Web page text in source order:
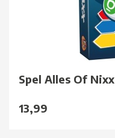
Spel Alles Of Nixx
13,99